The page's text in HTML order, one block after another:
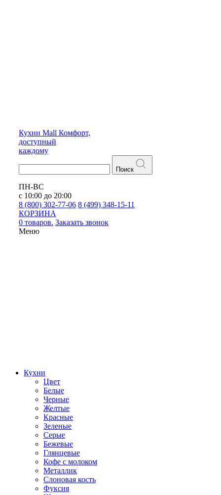
Кухни Mall Комфорт,
доступный
каждому
Поиск
ПН-ВС
с 10:00 до 20:00
8 (800) 302-77-06 8 (499) 348-15-11
КОРЗИНА
0 товаров. Заказать звонок
Меню
Кухни
Цвет
Белые
Черные
Желтые
Красные
Зеленые
Серые
Бежевые
Глянцевые
Кофе с молоком
Металлик
Слоновая кость
Фуксия